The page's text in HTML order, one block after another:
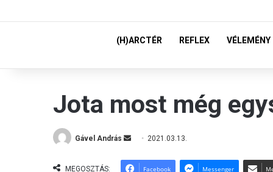
(H)ARCTÉR REFLEX VÉLEMÉNY
Jota most még
Gável András
n
2021.03.13.
MEGOSZTÁS: Facebook Messenger